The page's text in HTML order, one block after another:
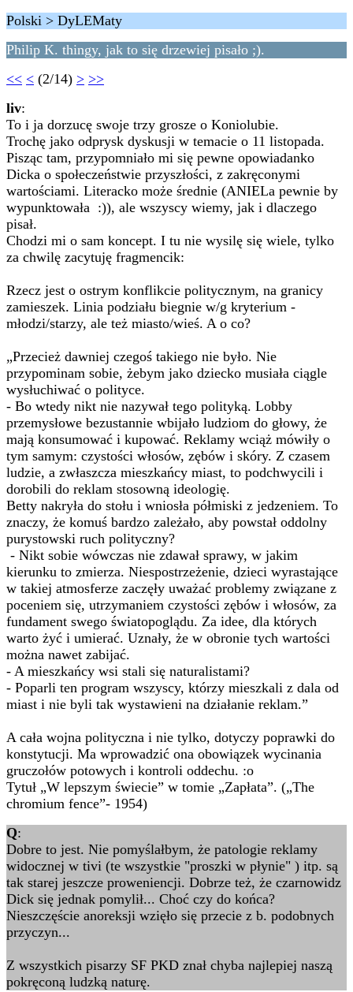
Polski > DyLEMaty
Philip K. thingy, jak to się drzewiej pisało ;).
<< < (2/14) > >>
liv:
To i ja dorzucę swoje trzy grosze o Koniolubie.
Trochę jako odprysk dyskusji w temacie o 11 listopada.
Pisząc tam, przypomniało mi się pewne opowiadanko
Dicka o społeczeństwie przyszłości, z zakręconymi
wartościami. Literacko może średnie (ANIELa pewnie by
wypunktowała :)), ale wszyscy wiemy, jak i dlaczego
pisał.
Chodzi mi o sam koncept. I tu nie wysilę się wiele, tylko
za chwilę zacytuję fragmencik:
Rzecz jest o ostrym konflikcie politycznym, na granicy
zamieszek. Linia podziału biegnie w/g kryterium -
młodzi/starzy, ale też miasto/wieś. A o co?
„Przecież dawniej czegoś takiego nie było. Nie
przypominam sobie, żebym jako dziecko musiała ciągle
wysłuchiwać o polityce.
- Bo wtedy nikt nie nazywał tego polityką. Lobby
przemysłowe bezustannie wbijało ludziom do głowy, że
mają konsumować i kupować. Reklamy wciąż mówiły o
tym samym: czystości włosów, zębów i skóry. Z czasem
ludzie, a zwłaszcza mieszkańcy miast, to podchwycili i
dorobili do reklam stosowną ideologię.
Betty nakryła do stołu i wniosła półmiski z jedzeniem. To
znaczy, że komuś bardzo zależało, aby powstał oddolny
purystowski ruch polityczny?
- Nikt sobie wówczas nie zdawał sprawy, w jakim
kierunku to zmierza. Niespostrzeżenie, dzieci wyrastające
w takiej atmosferze zaczęły uważać problemy związane z
poceniem się, utrzymaniem czystości zębów i włosów, za
fundament swego światopoglądu. Za idee, dla których
warto żyć i umierać. Uznały, że w obronie tych wartości
można nawet zabijać.
- A mieszkańcy wsi stali się naturalistami?
- Poparli ten program wszyscy, którzy mieszkali z dala od
miast i nie byli tak wystawieni na działanie reklam.”
A cała wojna polityczna i nie tylko, dotyczy poprawki do
konstytucji. Ma wprowadzić ona obowiązek wycinania
gruczołów potowych i kontroli oddechu. :o
Tytuł „W lepszym świecie” w tomie „Zapłata”. („The
chromium fence”- 1954)
Q:
Dobre to jest. Nie pomyślałbym, że patologie reklamy
widocznej w tivi (te wszystkie "proszki w płynie" ) itp. są
tak starej jeszcze proweniencji. Dobrze też, że czarnowidz
Dick się jednak pomylił... Choć czy do końca?
Nieszczęście anoreksji wzięło się przecie z b. podobnych
przyczyn...
Z wszystkich pisarzy SF PKD znał chyba najlepiej naszą
pokręconą ludzką naturę.